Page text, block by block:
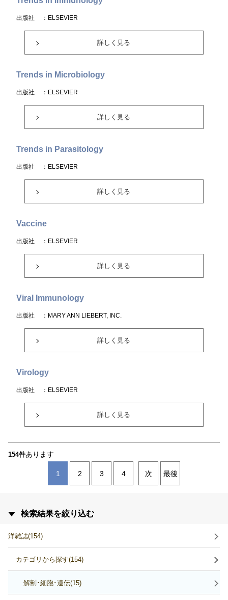
出版社 ：ELSEVIER
詳しく見る
Trends in Microbiology
出版社 ：ELSEVIER
詳しく見る
Trends in Parasitology
出版社 ：ELSEVIER
詳しく見る
Vaccine
出版社 ：ELSEVIER
詳しく見る
Viral Immunology
出版社 ：MARY ANN LIEBERT, INC.
詳しく見る
Virology
出版社 ：ELSEVIER
詳しく見る
154件あります
1 2 3 4 次 最後
検索結果を絞り込む
洋雑誌(154)
カテゴリから探す(154)
解剖･細胞･遺伝(15)